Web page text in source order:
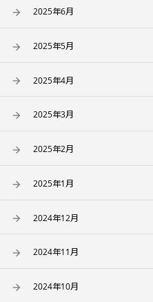
2025年6月
2025年5月
2025年4月
2025年3月
2025年2月
2025年1月
2024年12月
2024年11月
2024年10月